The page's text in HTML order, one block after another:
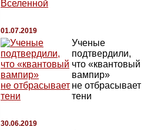
01.07.2019
Ученые
подтвердили,
что «квантовый
вампир»
не отбрасывает
тени
30.06.2019